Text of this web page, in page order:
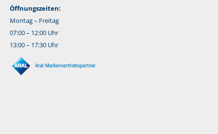
Öffnungszeiten:
Montag – Freitag
07:00 – 12:00 Uhr
13:00 – 17:30 Uhr